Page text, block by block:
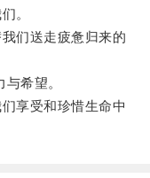
。
们送走疲惫归来的
希望。
享受和珍惜生命中